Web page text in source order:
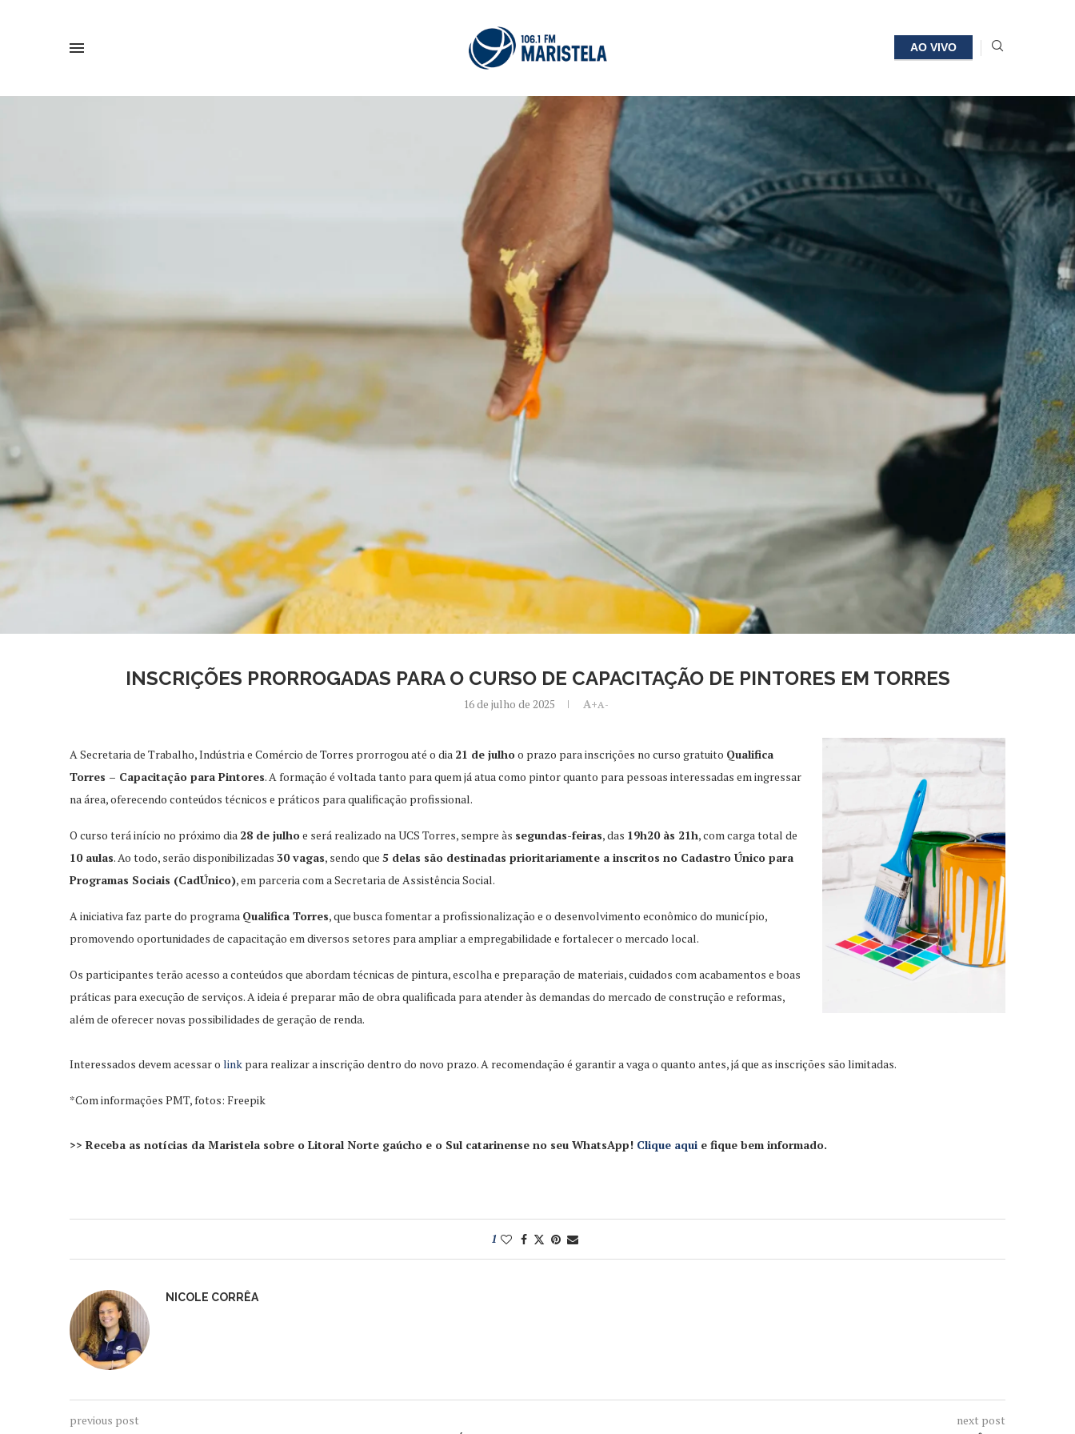
AO VIVO
INSCRIÇÕES PRORROGADAS PARA O CURSO DE CAPACITAÇÃO DE PINTORES EM TORRES
16 de julho de 2025 A+A-
A Secretaria de Trabalho, Indústria e Comércio de Torres prorrogou até o dia 21 de julhoo prazo para inscrições no curso gratuito Qualifica
Torres – Capacitação para Pintores. A formação é voltada tanto para quem já atua como pintor quanto para pessoas interessadas em ingressar
na área, oferecendo conteúdos técnicos e práticos para qualificação profissional.
O curso terá início no próximo dia 28 de julhoe será realizado na UCS Torres, sempre às segundas-feiras, das 19h20 às 21h, com carga total de
10 aulas. Ao todo, serão disponibilizadas 30 vagas, sendo que 5 delas são destinadas prioritariamente a inscritos no Cadastro Único para
Programas Sociais (CadÚnico), em parceria com a Secretaria de Assistência Social.
A iniciativa faz parte do programa Qualifica Torres, que busca fomentar a profissionalização e o desenvolvimento econômico do município,
promovendo oportunidades de capacitação em diversos setores para ampliar a empregabilidade e fortalecer o mercado local.
Os participantes terão acesso a conteúdos que abordam técnicas de pintura, escolha e preparação de materiais, cuidados com acabamentos e boas
práticas para execução de serviços. A ideia é preparar mão de obra qualificada para atender às demandas do mercado de construção e reformas,
além de oferecer novas possibilidades de geração de renda.
Interessados devem acessar o link para realizar a inscrição dentro do novo prazo. A recomendação é garantir a vaga o quanto antes, já que as inscrições são limitadas.
*Com informações PMT, fotos: Freepik
>> Receba as notícias da Maristela sobre o Litoral Norte gaúcho e o Sul catarinense no seu WhatsApp! Clique aqui e fique bem informado.
1
NICOLE CORRÊA
previous post next post